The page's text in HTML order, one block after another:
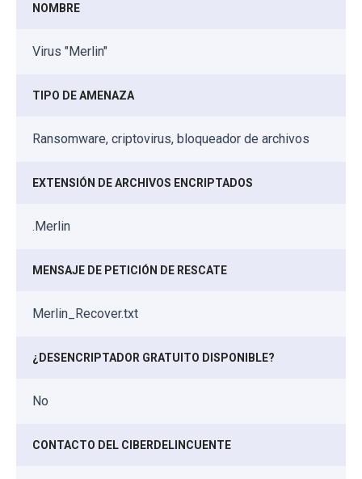
NOMBRE
Virus "Merlin"
TIPO DE AMENAZA
Ransomware, criptovirus, bloqueador de archivos
EXTENSIÓN DE ARCHIVOS ENCRIPTADOS
.Merlin
MENSAJE DE PETICIÓN DE RESCATE
Merlin_Recover.txt
¿DESENCRIPTADOR GRATUITO DISPONIBLE?
No
CONTACTO DEL CIBERDELINCUENTE